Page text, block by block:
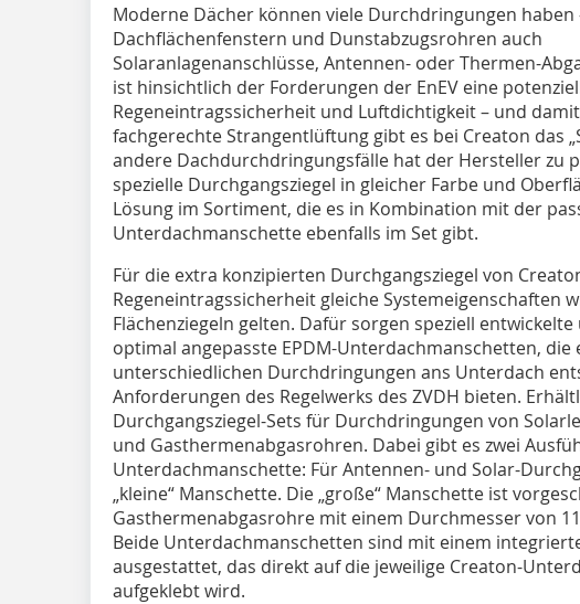
Moderne Dächer können viele Durchdringungen haben
Dachflächenfenstern und Dunstabzugsrohren auch
Solaranlagenanschlüsse, Antennen- oder Thermen-­
ist hinsichtlich der Forderungen der EnEV eine
Regeneintragssicherheit und Luftdichtigkeit – und
fachgerechte Strangentlüftung gibt es bei Creaton das
andere Dachdurchdringungsfälle hat der Hersteller zu
spezielle Durchgangsziegel in gleicher Farbe und
Lösung im Sortiment, die es in Kombination mit der
Unterdachmanschette ebenfalls im Set gibt.
Für die extra konzipierten Durchgangsziegel von
Regeneintragssicherheit gleiche Systemeigenschaften
Flächenziegeln gelten. Dafür sorgen speziell
optimal angepasste EPDM-­Unterdachmanschetten,
unterschiedlichen Durchdringungen ans Unterdach
Anforderungen des Regelwerks des ZVDH bieten.
Durchgangsziegel-Sets für Durchdringungen von
und Gasthermenabgasrohren. Dabei gibt es zwei
Unterdachmanschette: Für Antennen- und Solar-
„kleine“ Manschette. Die „große“ Manschette ist
Gasthermenabgasrohre mit einem Durchmesser von
Beide Unterdachmanschetten sind mit einem
ausgestattet, das direkt auf die jeweilige Creaton-
aufgeklebt wird.